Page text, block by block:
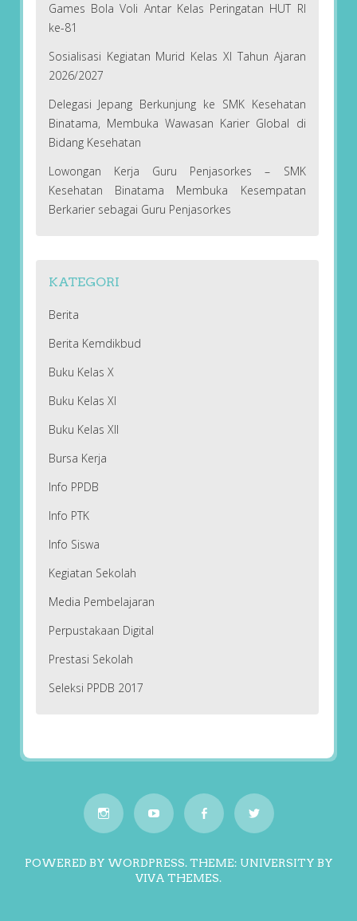
Games Bola Voli Antar Kelas Peringatan HUT RI
ke-81
Sosialisasi Kegiatan Murid Kelas XI Tahun Ajaran
2026/2027
Delegasi Jepang Berkunjung ke SMK Kesehatan
Binatama, Membuka Wawasan Karier Global di
Bidang Kesehatan
Lowongan Kerja Guru Penjasorkes – SMK
Kesehatan Binatama Membuka Kesempatan
Berkarier sebagai Guru Penjasorkes
KATEGORI
Berita
Berita Kemdikbud
Buku Kelas X
Buku Kelas XI
Buku Kelas XII
Bursa Kerja
Info PPDB
Info PTK
Info Siswa
Kegiatan Sekolah
Media Pembelajaran
Perpustakaan Digital
Prestasi Sekolah
Seleksi PPDB 2017
POWERED BY WORDPRESS.THEME: UNIVERSITY BY
VIVA THEMES.